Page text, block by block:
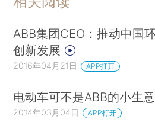
ABB集团CEO：推动中国
创新发展
2016年04月21日 APP打开
电动车可不是ABB的小生意
2014年03月04日 APP打开